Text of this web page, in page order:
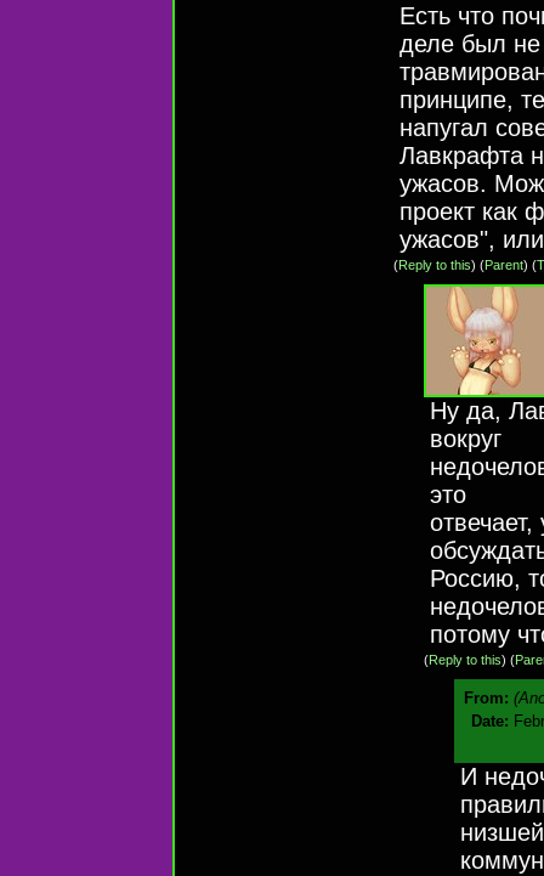
Есть что
деле был не
принципе,
напугал
Лавкрафта
ужасов.
проект как
ужасов",
(Reply to this) (Parent) (
Ну да,
вокруг
это
Россию,
потому
(Reply to this) (
From:
Date:
И